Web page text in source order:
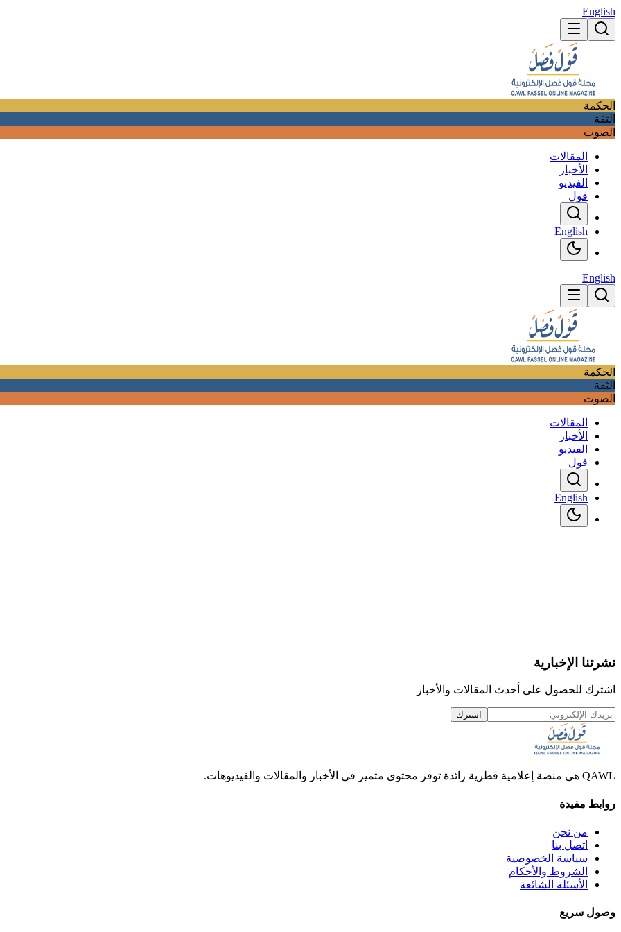
English
الحكمة
الثقة
الصوت
المقالات
الأخبار
الفيديو
قول
English
English
الحكمة
الثقة
الصوت
المقالات
الأخبار
الفيديو
قول
English
نشرتنا الإخبارية
اشترك للحصول على أحدث المقالات والأخبار
اشترك
QAWL هي منصة إعلامية قطرية رائدة توفر محتوى متميز في الأخبار والمقالات والفيديوهات.
روابط مفيدة
من نحن
اتصل بنا
سياسة الخصوصية
الشروط والأحكام
الأسئلة الشائعة
وصول سريع